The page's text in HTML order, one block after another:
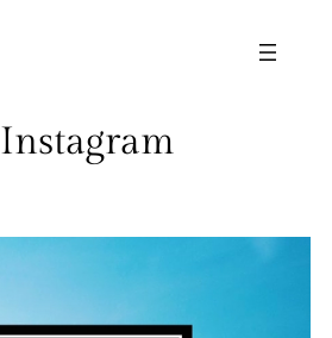
Instagram